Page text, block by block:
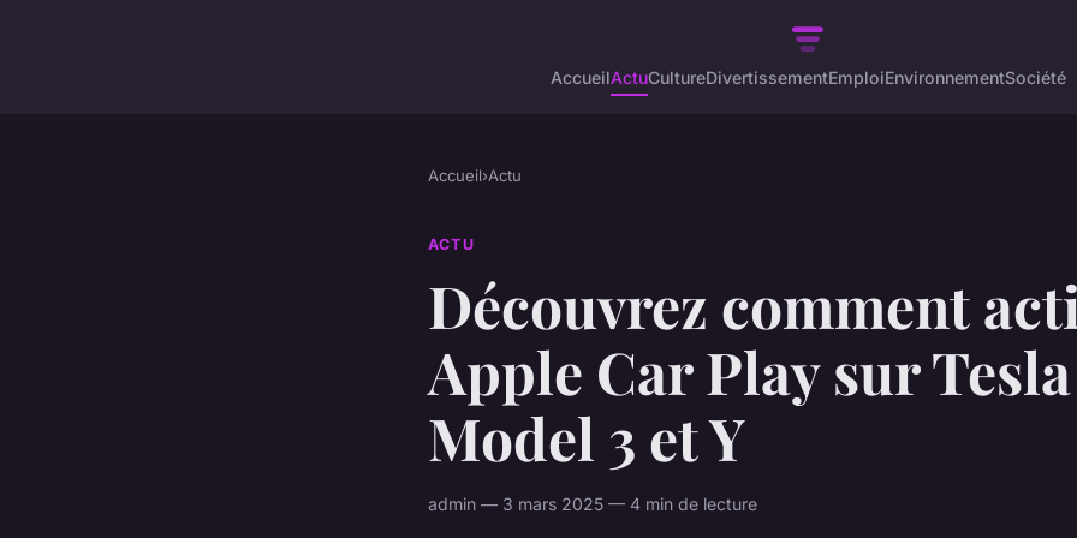
AccueilActuCultureDivertissementEmploiEnvironnementSociété
Accueil›Actu
ACTU
Découvrez comment
Apple Car Play sur Tesla
Model 3 et Y
admin — 3 mars 2025 — 4 min de lecture